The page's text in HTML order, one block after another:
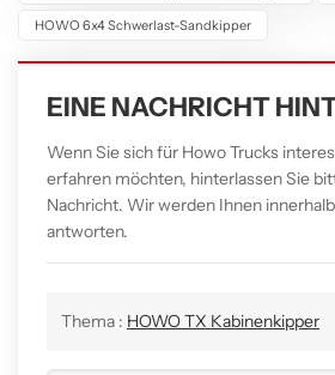
HOWO 6x4 Schwerlast-Sandkipper
EINE NACHRICHT
Wenn Sie sich für Howo Trucks
erfahren möchten, hinterlassen Sie
Nachricht. Wir werden Ihnen
antworten.
Thema : HOWO TX Kabinenkipper